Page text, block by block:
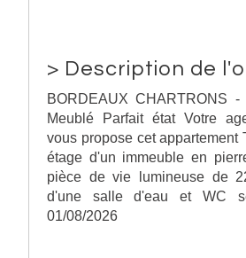
> Description de
BORDEAUX CHARTRONS
Meublé Parfait état Votre
vous propose cet appartement
étage d'un immeuble en
pièce de vie lumineuse de
d'une salle d'eau et WC
01/08/2026